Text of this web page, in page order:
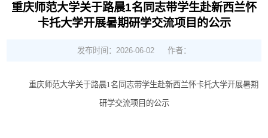
重庆师范大学关于路晨1名同志带学生赴新西兰怀
卡托大学开展暑期研学交流项目的公示
发布时间：2026-06-02 作者：
重庆师范大学关于路晨1名同志带学生赴新西兰怀卡托大学开展暑期
研学交流项目 的公示